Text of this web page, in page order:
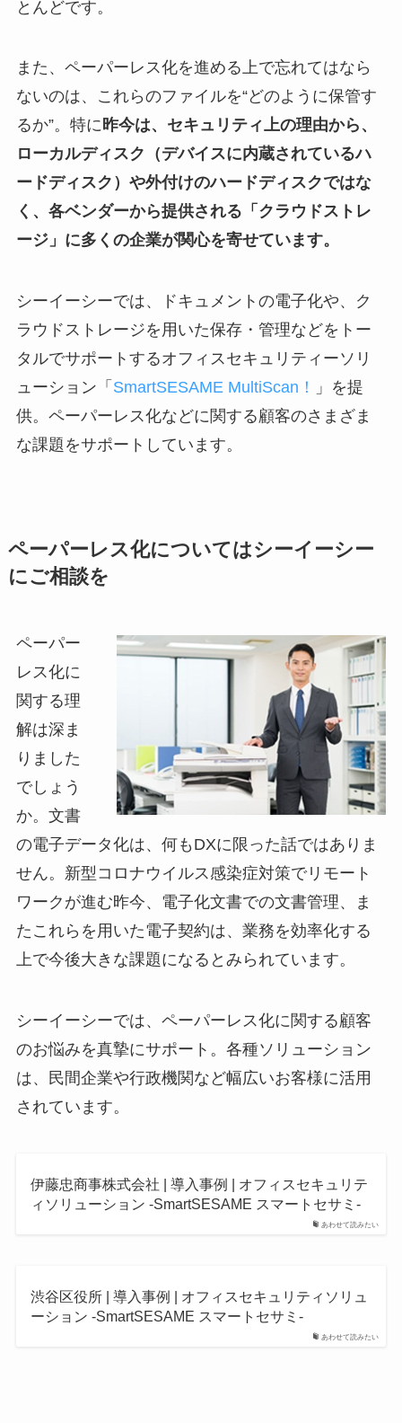
とんどです。
また、ペーパーレス化を進める上で忘れてはなら
ないのは、これらのファイルを“どのように保管す
るか”。特に昨今は、セキュリティ上の理由から、
ローカルディスク（デバイスに内蔵されているハ
ードディスク）や外付けのハードディスクではな
く、各ベンダーから提供される「クラウドストレ
ージ」に多くの企業が関心を寄せています。
シーイーシーでは、ドキュメントの電子化や、ク
ラウドストレージを用いた保存・管理などをトー
タルでサポートするオフィスセキュリティーソリ
ューション「 SmartSESAME MultiScan！
」を提
供。ペーパーレス化などに関する顧客のさまざま
な課題をサポートしています。
ペーパーレス化についてはシーイーシー
にご相談を
ペーパー
レス化に
関する理
解は深ま
りました
でしょう
か。文書
の電子データ化は、何もDXに限った話ではありま
せん。新型コロナウイルス感染症対策でリモート
ワークが進む昨今、電子化文書での文書管理、ま
たこれらを用いた電子契約は、業務を効率化する
上で今後大きな課題になるとみられています。
シーイーシーでは、ペーパーレス化に関する顧客
のお悩みを真摯にサポート。各種ソリューション
は、民間企業や行政機関など幅広いお客様に活用
されています。
あわせて読みたい
伊藤忠商事株式会社 | 導入事例 | オフィスセキュリテ
ィソリューション -SmartSESAME スマートセサミ-
あわせて読みたい
渋谷区役所 | 導入事例 | オフィスセキュリティソリュ
ーション -SmartSESAME スマートセサミ-